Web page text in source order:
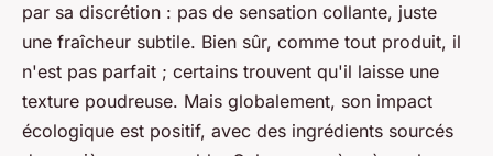
par sa discrétion : pas de sensation collante, juste
une fraîcheur subtile. Bien sûr, comme tout produit, il
n'est pas parfait ; certains trouvent qu'il laisse une
texture poudreuse. Mais globalement, son impact
écologique est positif, avec des ingrédients sourcés